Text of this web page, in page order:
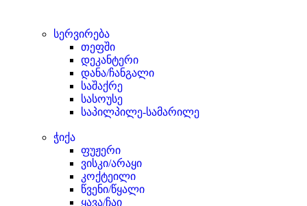
სერვირება
თეფში
დეკანტერი
დანა/ჩანგალი
საშაქრე
სასოუსე
საპილპილე-სამარილე
ჭიქა
ფუჟერი
ვისკი/არაყი
კოქტეილი
წვენი/წყალი
ყავა/ჩაი